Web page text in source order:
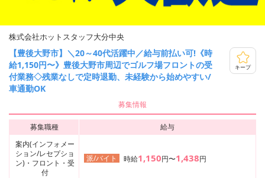
株式会社ホットスタッフ大分中央
【豊後大野市】＼20～40代活躍中／給与前払い可!《時
給1,150円〜》豊後大野市周辺でゴルフ場フロントの受
付業務◇残業なしで定時退勤、未経験から始めやすい/
車通勤OK
キープ
募集情報
募集職種
給与
案内(インフォメー
ション/レセプショ
ン)・フロント・受
付
派/バイト 時給1,150円〜1,438円